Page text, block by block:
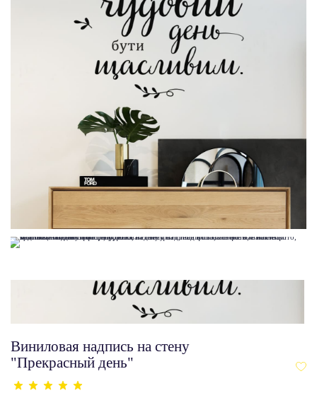
Виниловая надпись на стену
"Прекрасный день"